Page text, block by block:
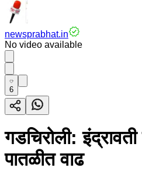
newsprabhat.in
No video available
6
गडचिरोली: इंद्रावती
पातळीत वाढ